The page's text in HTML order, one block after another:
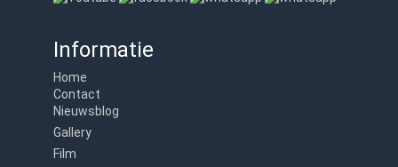
Informatie
Home
Contact
Nieuwsblog
Gallery
Film